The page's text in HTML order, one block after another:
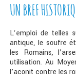
UN BREF
L’emploi de telles
antique, le soufre
les Romains,
utilisation. Au
l’aconit contre les